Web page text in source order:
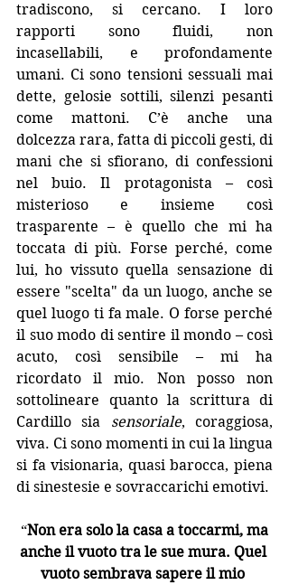
tradiscono, si cercano. I loro
rapporti sono fluidi, non
incasellabili, e profondamente
umani. Ci sono tensioni sessuali mai
dette, gelosie sottili, silenzi pesanti
come mattoni. C’è anche una
dolcezza rara, fatta di piccoli gesti, di
mani che si sfiorano, di confessioni
nel buio.
Il
protagonista – così
misterioso e insieme così
trasparente – è quello che mi ha
toccata di più. Forse perché, come
lui, ho vissuto quella sensazione di
essere "scelta" da un luogo, anche se
quel luogo ti fa male. O forse perché
il suo modo di sentire il mondo – così
acuto, così sensibile – mi ha
ricordato il mio. Non posso non
sottolineare quanto la scrittura di
Cardillo sia sensoriale, coraggiosa,
viva. Ci sono momenti in cui la lingua
si fa visionaria, quasi barocca, piena
di sinestesie e sovraccarichi emotivi.
“Non era solo la casa a toccarmi, ma
anche il vuoto tra le sue mura. Quel
vuoto sembrava sapere il mio